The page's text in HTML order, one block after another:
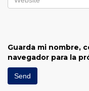
Guarda mi nombre,
navegador para la